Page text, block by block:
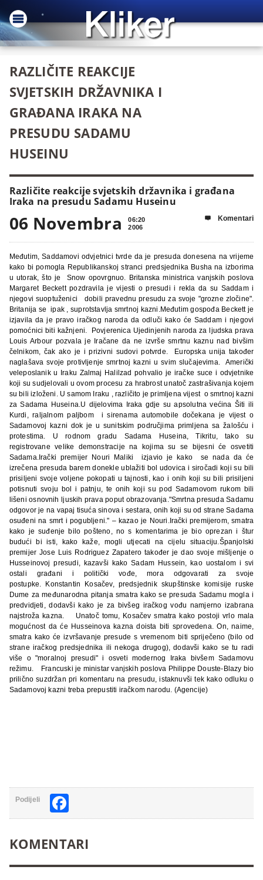
RAZLIČITE REAKCIJE
SVJETSKIH DRŽAVNIKA I
GRAĐANA IRAKA NA
PRESUDU SADAMU
HUSEINU
Različite reakcije svjetskih državnika i građana
Iraka na presudu Sadamu Huseinu
06 Novembra
06:20
2006
 Komentari
Međutim, Saddamovi odvjetnici tvrde da je presuda donesena na vrijeme
kako bi pomogla Republikanskoj stranci predsjednika Busha na izborima
u utorak, što je Snow opovrgnuo. Britanska ministrica vanjskih poslova
Margaret Beckett pozdravila je vijesti o presudi i rekla da su Saddam i
njegovi suoptuženici dobili pravednu presudu za svoje "grozne zločine".
Britanija se ipak , suprotstavlja smrtnoj kazni.Međutim gospođa Beckett je
izjavila da je pravo iračkog naroda da odluči kako će Saddam i njegovi
pomoćnici biti kažnjeni. Povjerenica Ujedinjenih naroda za ljudska prava
Louis Arbour pozvala je Iračane da ne izvrše smrtnu kaznu nad bivšim
čelnikom, čak ako je i prizivni sudovi potvrde. Europska unija također
naglašava svoje protivljenje smrtnoj kazni u svim slučajevima. Američki
veleposlanik u Iraku Zalmaj Halilzad pohvalio je iračke suce i odvjetnike
koji su sudjelovali u ovom procesu za hrabrost unatoč zastrašivanja kojem
su bili izloženi. U samom Iraku , različito je primljena vijest o smrtnoj kazni
za Sadama Huseina.U dijelovima Iraka gdje su apsolutna većina Šiti ili
Kurdi, raljalnom paljbom
i sirenama automobile dočekana je vijest o
Sadamovoj kazni dok je u sunitskim područjima primljena sa žalošću i
protestima. U rodnom gradu Sadama Huseina, Tikritu, tako su
registrovane velike demonstracije na kojima su se bijesni će osvetiti
Sadama. Irački premijer Nouri Maliki izjavio je kako
se nada da će
izrečena presuda barem donekle ublažiti bol udovica i siročadi koji su bili
prisiljeni svoje voljene pokopati u tajnosti, kao i onih koji su bili prisiljeni
potisnuti svoju bol i patnju, te onih koji su pod Sadamovom rukom bili
lišeni osnovnih ljuskih prava poput obrazovanja."Smrtna presuda Sadamu
odgovor je na vapaj tisuća sinova i sestara, onih koji su od strane Sadama
osuđeni na smrt i pogubljeni." – kazao je Nouri.Irački premijerom, smatra
kako je suđenje bilo pošteno, no s komentarima je bio oprezan i štur
budući bi isti, kako kaže, mogli utjecati na cijelu situaciju.Španjolski
premijer Jose Luis Rodriguez Zapatero također je dao svoje mišljenje o
Husseinovoj presudi, kazavši kako Sadam Hussein, kao uostalom i svi
ostali građani i politički vođe, mora odgovarati za svoje
postupke. Konstantin Kosačev, predsjednik skupštinske komisije ruske
Dume za međunarodna pitanja smatra kako se presuda Sadamu mogla i
predvidjeti, dodavši kako je za bivšeg iračkog vođu namjerno izabrana
najstroža kazna.
Unatoč tomu, Kosačev smatra kako postoji vrlo mala
mogućnost da će Husseinova kazna doista biti sprovedena. On, naime,
smatra kako će izvršavanje presude s vremenom biti spriječeno (bilo od
strane iračkog predsjednika ili nekoga drugog), dodavši kako se tu radi
više o "moralnoj presudi" i osveti modernog Iraka bivšem Sadamovu
režimu.
Francuski je ministar vanjskih poslova Philippe Douste-Blazy bio
prilično suzdržan pri komentaru na presudu, istaknuvši tek kako odluku o
Sadamovoj kazni treba prepustiti iračkom narodu. (Agencije)
Podijeli
KOMENTARI